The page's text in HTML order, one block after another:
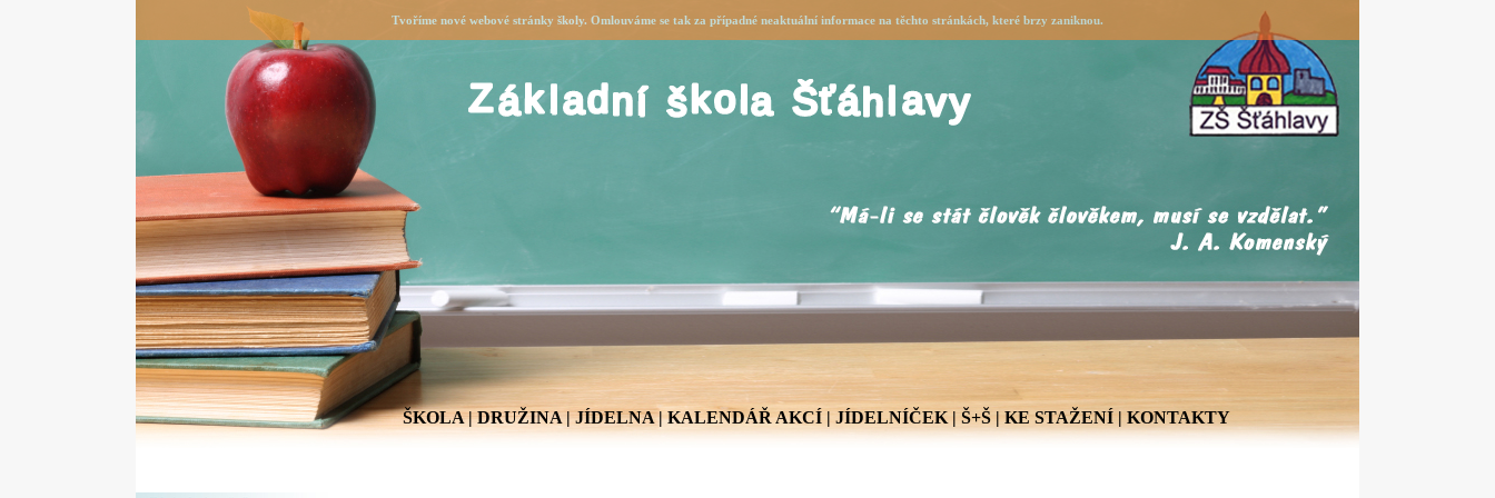
Tvoříme nové webové stránky školy. Omlouváme se tak za případné neaktuální informace na těchto stránkách, které brzy zaniknou.
ŠKOLA|DRUŽINA|JÍDELNA|KALENDÁŘ AKCÍ | JÍDELNÍČEK | Š+Š | KE STAŽENÍ| KONTAKTY